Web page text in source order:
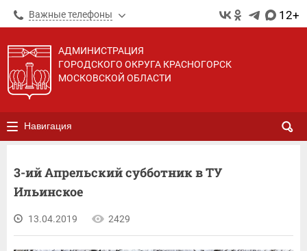
Важные телефоны 12+
АДМИНИСТРАЦИЯ
ГОРОДСКОГО ОКРУГА КРАСНОГОРСК
МОСКОВСКОЙ ОБЛАСТИ
Навигация
3-ий Апрельский субботник в ТУ
Ильинское
13.04.2019 2429